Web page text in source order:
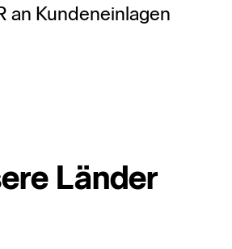
an Kundeneinlagen
Länder